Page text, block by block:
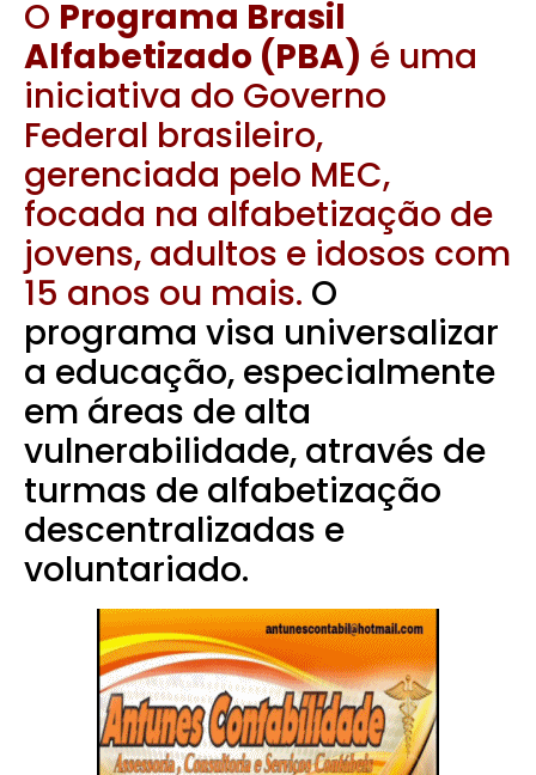
O Programa Brasil
Alfabetizado (PBA) é uma
iniciativa do Governo
Federal brasileiro,
gerenciada pelo MEC,
focada na alfabetização de
jovens, adultos e idosos com
15 anos ou mais. O
programa visa universalizar
a educação, especialmente
em áreas de alta
vulnerabilidade, através de
turmas de alfabetização
descentralizadas e
voluntariado.